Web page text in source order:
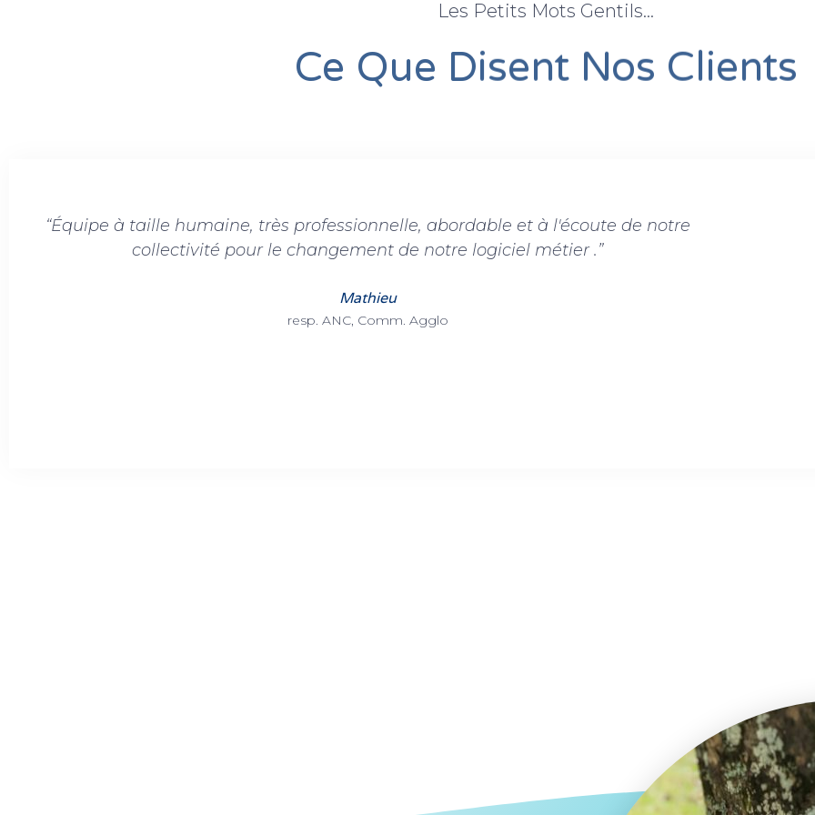
Les Petits Mots Gentils...
Ce Que Disent Nos Clients
“Équipe à taille humaine, très professionnelle, abordable et à l'écoute de notre
collectivité pour le changement de notre logiciel métier .”
Mathieu
resp. ANC, Comm. Agglo